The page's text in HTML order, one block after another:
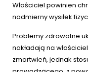
Właściciel powinien
nadmierny wysiłek
Problemy zdrowotne
nakładają na
zmartwień, jednak